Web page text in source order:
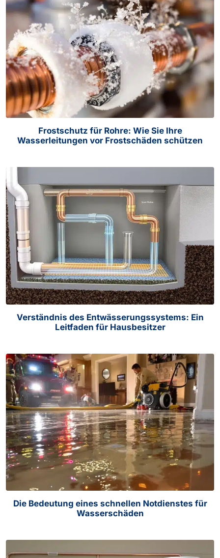
Frostschutz für Rohre: Wie Sie Ihre
Wasserleitungen vor Frostschäden schützen
Verständnis des Entwässerungssystems: Ein
Leitfaden für Hausbesitzer
Die Bedeutung eines schnellen Notdienstes für
Wasserschäden